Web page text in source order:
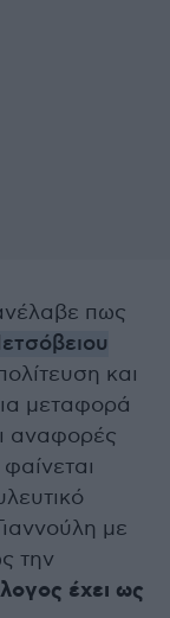
πως
και
μεταφορά
αναφορές
με
την
έχει ως